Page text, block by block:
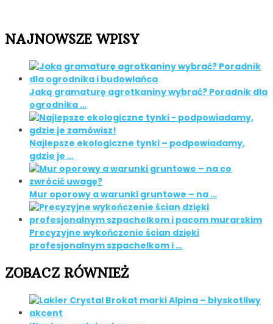
NAJNOWSZE WPISY
Jaką gramaturę agrotkaniny wybrać? Poradnik dla
ogrodnika …
Najlepsze ekologiczne tynki – podpowiadamy,
gdzie je …
Mur oporowy a warunki gruntowe – na …
Precyzyjne wykończenie ścian dzięki
profesjonalnym szpachelkom i …
ZOBACZ RÓWNIEŻ